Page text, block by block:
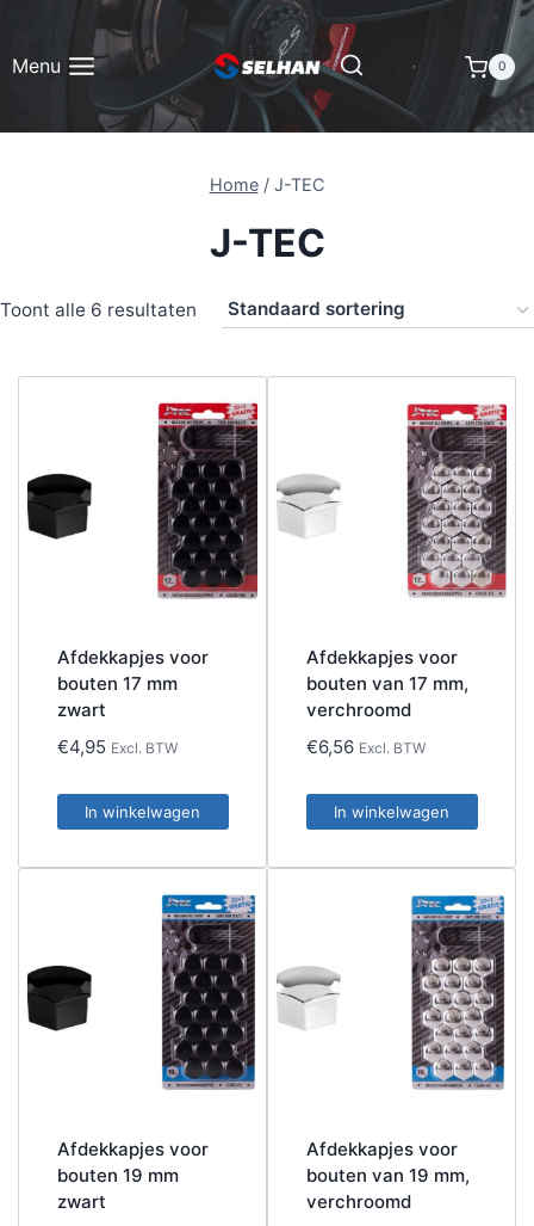
inhoud
Menu 0
Home / J-TEC
J-TEC
Toont alle 6 resultaten
Afdekkapjes voor
bouten 17 mm
zwart
€4,95 Excl. BTW
In winkelwagen
Afdekkapjes voor
bouten van 17 mm,
verchroomd
€6,56 Excl. BTW
In winkelwagen
Afdekkapjes voor
bouten 19 mm
zwart
Afdekkapjes voor
bouten van 19 mm,
verchroomd